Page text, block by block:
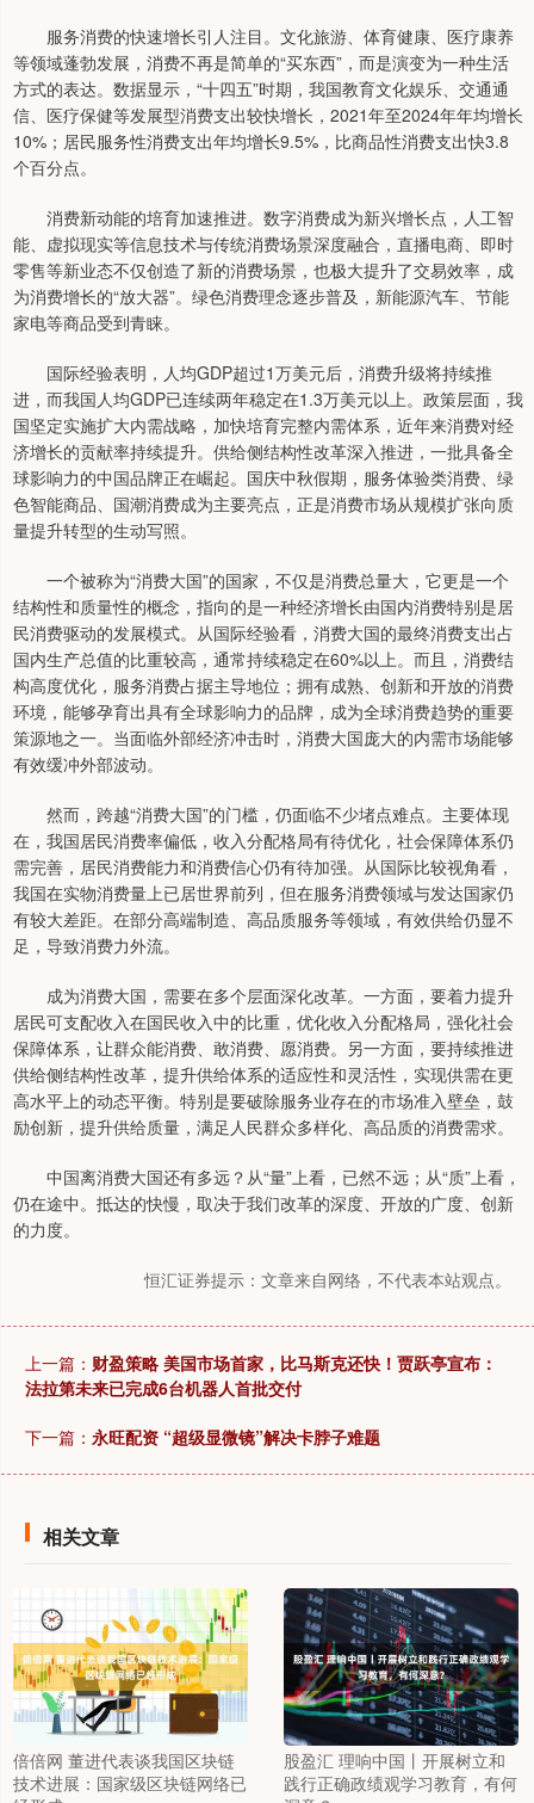
服务消费的快速增长引人注目。文化旅游、体育健康、医疗康养
等领域蓬勃发展，消费不再是简单的“买东西”，而是演变为一种生活
方式的表达。数据显示，“十四五”时期，我国教育文化娱乐、交通通
信、医疗保健等发展型消费支出较快增长，2021年至2024年年均增长
10%；居民服务性消费支出年均增长9.5%，比商品性消费支出快3.8
个百分点。
消费新动能的培育加速推进。数字消费成为新兴增长点，人工智
能、虚拟现实等信息技术与传统消费场景深度融合，直播电商、即时
零售等新业态不仅创造了新的消费场景，也极大提升了交易效率，成
为消费增长的“放大器”。绿色消费理念逐步普及，新能源汽车、节能
家电等商品受到青睐。
国际经验表明，人均GDP超过1万美元后，消费升级将持续推
进，而我国人均GDP已连续两年稳定在1.3万美元以上。政策层面，我
国坚定实施扩大内需战略，加快培育完整内需体系，近年来消费对经
济增长的贡献率持续提升。供给侧结构性改革深入推进，一批具备全
球影响力的中国品牌正在崛起。国庆中秋假期，服务体验类消费、绿
色智能商品、国潮消费成为主要亮点，正是消费市场从规模扩张向质
量提升转型的生动写照。
一个被称为“消费大国”的国家，不仅是消费总量大，它更是一个
结构性和质量性的概念，指向的是一种经济增长由国内消费特别是居
民消费驱动的发展模式。从国际经验看，消费大国的最终消费支出占
国内生产总值的比重较高，通常持续稳定在60%以上。而且，消费结
构高度优化，服务消费占据主导地位；拥有成熟、创新和开放的消费
环境，能够孕育出具有全球影响力的品牌，成为全球消费趋势的重要
策源地之一。当面临外部经济冲击时，消费大国庞大的内需市场能够
有效缓冲外部波动。
然而，跨越“消费大国”的门槛，仍面临不少堵点难点。主要体现
在，我国居民消费率偏低，收入分配格局有待优化，社会保障体系仍
需完善，居民消费能力和消费信心仍有待加强。从国际比较视角看，
我国在实物消费量上已居世界前列，但在服务消费领域与发达国家仍
有较大差距。在部分高端制造、高品质服务等领域，有效供给仍显不
足，导致消费力外流。
成为消费大国，需要在多个层面深化改革。一方面，要着力提升
居民可支配收入在国民收入中的比重，优化收入分配格局，强化社会
保障体系，让群众能消费、敢消费、愿消费。另一方面，要持续推进
供给侧结构性改革，提升供给体系的适应性和灵活性，实现供需在更
高水平上的动态平衡。特别是要破除服务业存在的市场准入壁垒，鼓
励创新，提升供给质量，满足人民群众多样化、高品质的消费需求。
中国离消费大国还有多远？从“量”上看，已然不远；从“质”上看，
仍在途中。抵达的快慢，取决于我们改革的深度、开放的广度、创新
的力度。
恒汇证券提示：文章来自网络，不代表本站观点。
上一篇： 财盈策略 美国市场首家，比马斯克还快！贾跃亭宣布：
法拉第未来已完成6台机器人首批交付
下一篇： 永旺配资 “超级显微镜”解决卡脖子难题
相关文章
倍倍网 董进代表谈我国区块链
技术进展：国家级区块链网络已
股盈汇 理响中国丨开展树立和
践行正确政绩观学习教育，有何